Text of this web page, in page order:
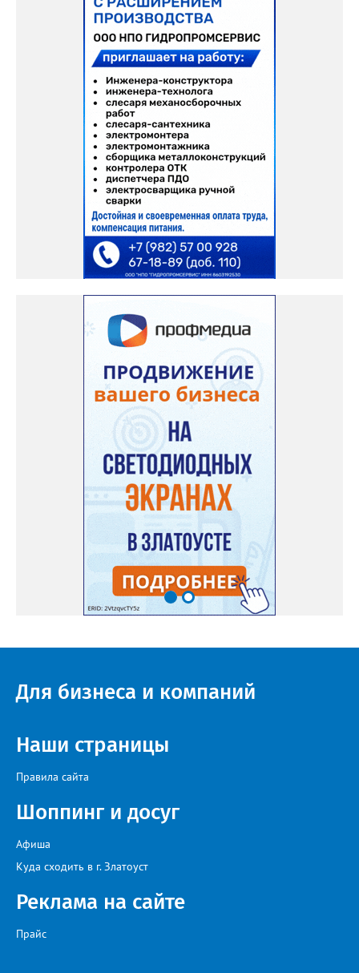
Для бизнеса и компаний
Наши страницы
Правила сайта
Шоппинг и досуг
Афиша
Куда сходить в г. Златоуст
Реклама на сайте
Прайс